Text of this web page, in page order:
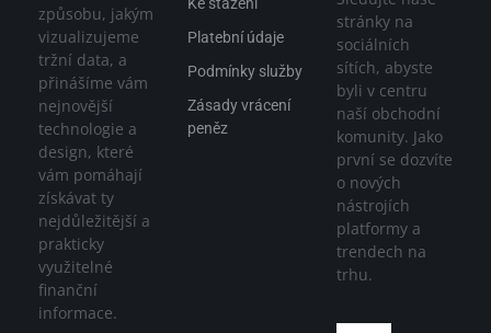
způsobu, jakým
vizualizujeme
tržní data, a
přinášíme vám
nejnovější
technologie a
design, které
vám pomáhají
získávat ty
nejdůležitější a
prakticky
využitelné
finanční
informace.
Platební údaje
Podmínky služby
Zásady vrácení
peněz
stránky na
sociálních
sítích, abyste
byli v centru
naší obchodní
komunity. Jako
první se dozvíte
o nových
nástrojích
platformy a
trendech na
trhu.